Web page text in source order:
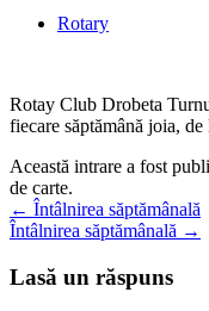
Rotary
Rotay Club Drobeta
fiecare săptămână joia,
Această intrare a fost
de carte.
Navigare
în
articole
← Întâlnirea săptămânală
Întâlnirea săptămânală →
Lasă un răspuns